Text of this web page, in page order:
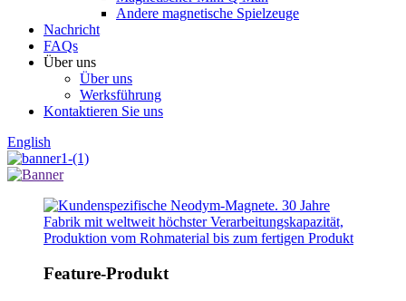
Andere magnetische Spielzeuge
Nachricht
FAQs
Über uns
Über uns
Werksführung
Kontaktieren Sie uns
English
Feature-Produkt